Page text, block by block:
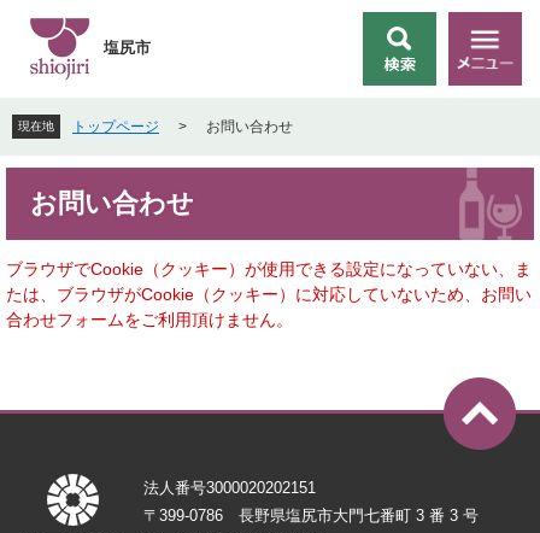
先
頭
で
を
飛
ば
本
文
へ
索
メ
ニ
塩尻市
現在地 トップページ > お問い合わせ
お問い合わせ
ブラウザでCookie（クッキー）が使用できる設定になっていない、ま
たは、ブラウザがCookie（クッキー）に対応していないため、お問い
合わせフォームをご利用頂けません。
法人番号3000020202151
〒399-0786 長野県塩尻市大門七番町 3 番 3 号